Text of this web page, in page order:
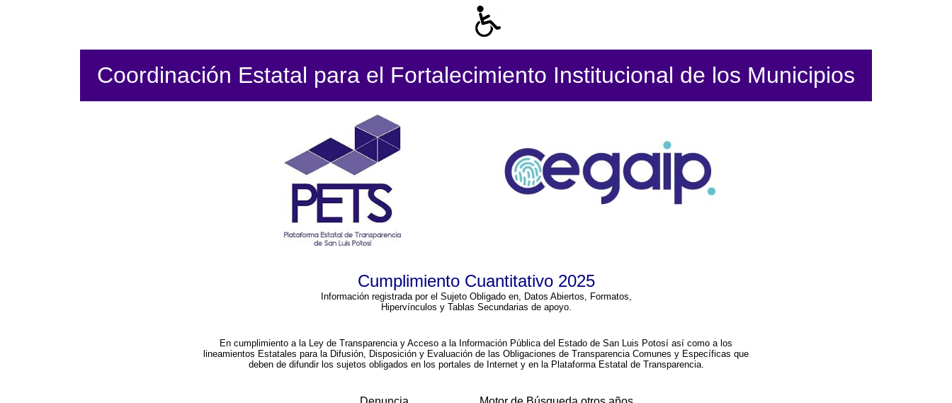
Coordinación Estatal para el Fortalecimiento Institucional de los Municipios
Cumplimiento Cuantitativo 2025
Información registrada por el Sujeto Obligado en, Datos Abiertos, Formatos,
Hipervínculos y Tablas Secundarias de apoyo.
En cumplimiento a la Ley de Transparencia y Acceso a la Información Pública del Estado de San Luis Potosí así como a los
lineamientos Estatales para la Difusión, Disposición y Evaluación de las Obligaciones de Transparencia Comunes y Específicas que
deben de difundir los sujetos obligados en los portales de Internet y en la Plataforma Estatal de Transparencia.